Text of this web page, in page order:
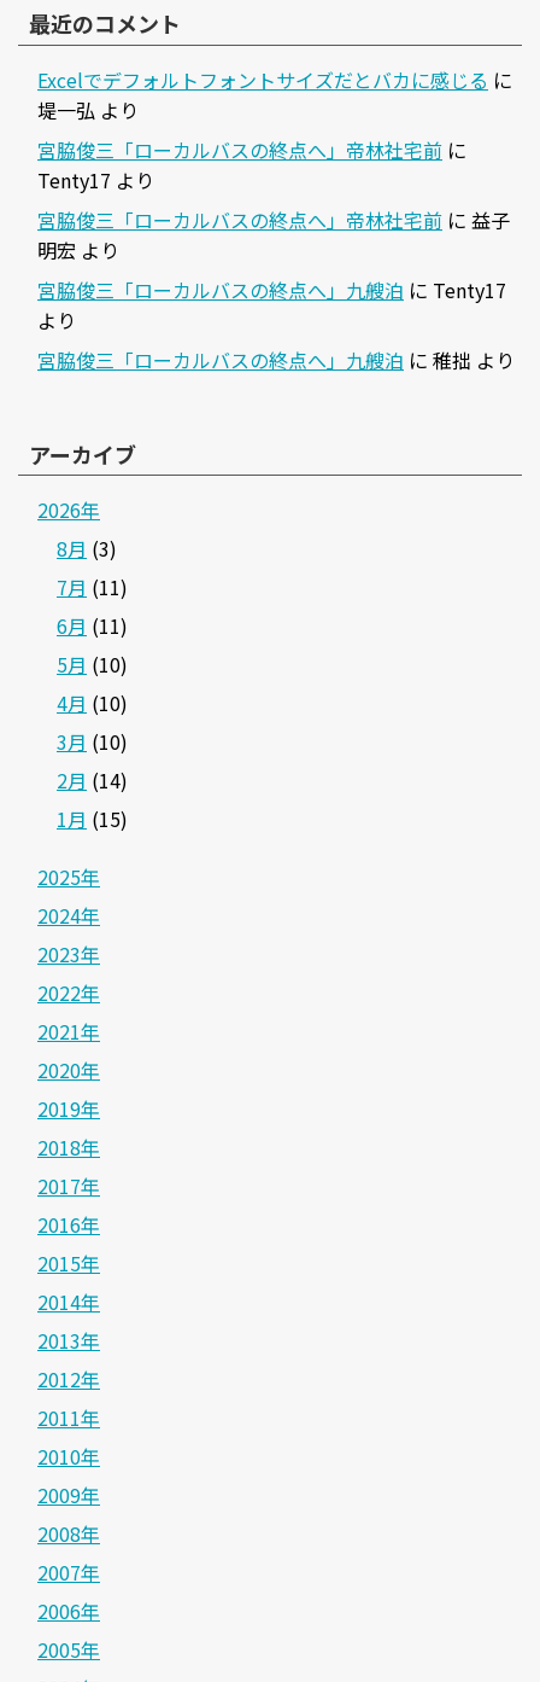
最近のコメント
Excelでデフォルトフォントサイズだとバカに感じる に
堤一弘 より
宮脇俊三「ローカルバスの終点へ」帝林社宅前 に
Tenty17 より
宮脇俊三「ローカルバスの終点へ」帝林社宅前 に 益子
明宏 より
宮脇俊三「ローカルバスの終点へ」九艘泊 に Tenty17
より
宮脇俊三「ローカルバスの終点へ」九艘泊 に 稚拙 より
アーカイブ
2026年
8月 (3)
7月 (11)
6月 (11)
5月 (10)
4月 (10)
3月 (10)
2月 (14)
1月 (15)
2025年
2024年
2023年
2022年
2021年
2020年
2019年
2018年
2017年
2016年
2015年
2014年
2013年
2012年
2011年
2010年
2009年
2008年
2007年
2006年
2005年